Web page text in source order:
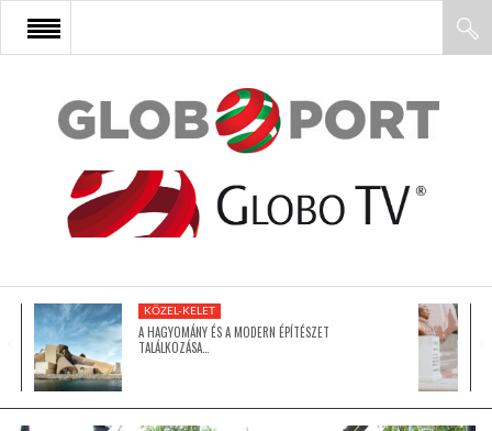
FŐOLDAL
AFRIKA
ÁZSIA
KÖZEL-KELET
A HAGYOMÁNY ÉS A MODERN ÉPÍTÉSZET
TALÁLKOZÁSA…